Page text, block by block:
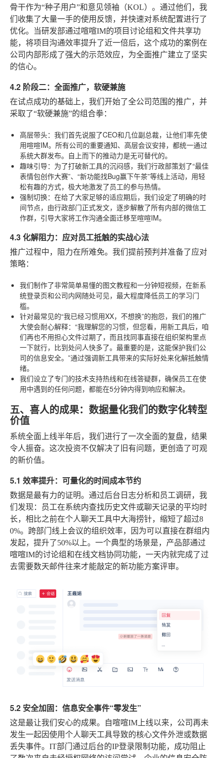
骨干作为“种子用户”和意见领袖（KOL）。通过他们，我
们收集了大量一手的使用反馈，并快速对系统配置进行了
优化。当研发部通过喧喧IM的项目讨论组和文件共享功
能，将项目沟通效率提升了近一倍后，这个成功的案例在
公司内部形成了强大的示范效应，为全面推广建立了坚实
的信心。
4.2 阶段二：全面推广，软硬兼施
在试点成功的基础上，我们开始了全公司范围的推广，并
采取了“软硬兼施”的组合拳：
高层带头：我们首先说服了CEO和几位副总裁，让他们率先使
用喧喧IM。所有公司的重要通知、高层会议安排，都统一通过
系统大群发布。自上而下的推动力是无可替代的。
趣味引导：为了打破新工具的沉闷感，我们行政部策划了“最佳
表情包创作大赛”、“新功能找Bug赢下午茶”等线上活动，用轻
松有趣的方式，极大地激发了员工的参与热情。
强制切换：在给了大家足够的适应期后，我们设定了明确的时
间节点，由行政部门正式发文，逐步解散了所有内部的微信工
作群，引导大家将工作沟通全面迁移至喧喧IM。
4.3 化解阻力：应对员工抵触的实战心法
推广过程中，阻力在所难免。我们提前预判并准备了应对
策略：
我们制作了非常简单易懂的图文教程和一分钟短视频，在新系
统登录页和公司内网随处可见，最大程度降低员工的学习门
槛。
针对最常见的“我已经习惯用XX，不想换”的抱怨，我们的推广
大使会耐心解释：“我理解您的习惯，但您看，用新工具后，咱
们再也不用担心文件过期了，而且找同事直接在组织架构里点
一下就行，比到处问人快多了。最重要的是，这能保护我们公
司的信息安全。”通过强调新工具带来的实际好处来化解抵触情
绪。
我们设立了专门的技术支持热线和在线答疑群，确保员工在使
用中遇到的任何问题，都能在5分钟内得到响应和解决。
五、喜人的成果：数据量化我们的数字化转型
价值
系统全面上线半年后，我们进行了一次全面的复盘，结果
令人振奋。这次投资不仅解决了旧有问题，更创造了可观
的新价值。
5.1 效率提升：可量化的时间成本节约
数据是最有力的证明。通过后台日志分析和员工调研，我
们发现：员工在系统内查找历史文件或聊天记录的平均时
长，相比之前在个人聊天工具中大海捞针，缩短了超过8
0%。跨部门线上会议的组织效率，因为可以直接在群组内
发起，提升了50%以上。一个典型的场景是，产品部通过
喧喧IM的讨论组和在线文档协同功能，一天内就完成了过
去需要数天邮件往来才能敲定的新功能方案评审。
5.2 安全加固：信息安全事件“零发生”
这是最让我们安心的成果。自喧喧IM上线以来，公司再未
发生一起因使用个人聊天工具导致的核心文件外泄或数据
丢失事件。IT部门通过后台的IP登录限制功能，成功阻止